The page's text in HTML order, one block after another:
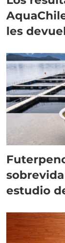
les
estudio